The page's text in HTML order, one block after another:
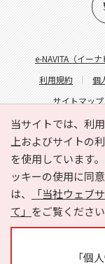
当サイトでは、利
上およびサイトの
を使用しています
ッキーの使用に同
は、
「当社ウェブ
て」 をご覧ください
「個
e-NAVITA（イー
利用規約
個
サイトマップ
サ